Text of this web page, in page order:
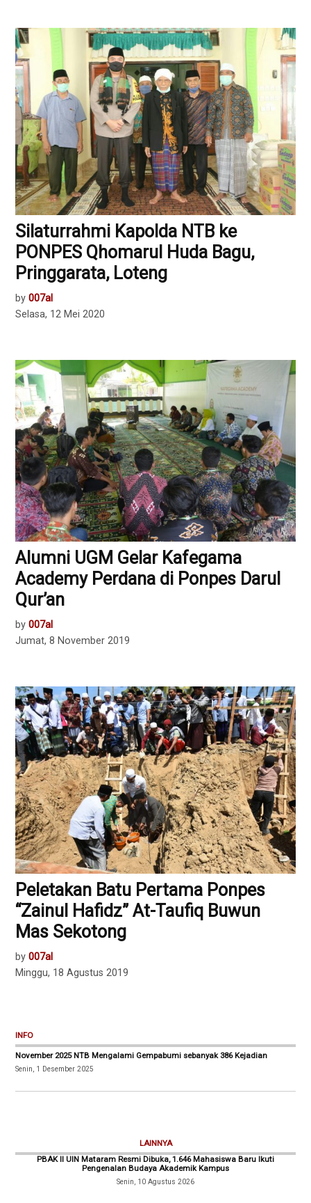
Silaturrahmi Kapolda NTB ke
PONPES Qhomarul Huda Bagu,
Pringgarata, Loteng
by 007al
Selasa, 12 Mei 2020
Alumni UGM Gelar Kafegama
Academy Perdana di Ponpes Darul
Qur’an
by 007al
Jumat, 8 November 2019
Peletakan Batu Pertama Ponpes
“Zainul Hafidz” At-Taufiq Buwun
Mas Sekotong
by 007al
Minggu, 18 Agustus 2019
INFO
November 2025 NTB Mengalami Gempabumi sebanyak 386 Kejadian
Senin, 1 Desember 2025
LAINNYA
PBAK II UIN Mataram Resmi Dibuka, 1.646 Mahasiswa Baru Ikuti
Pengenalan Budaya Akademik Kampus
Senin, 10 Agustus 2026